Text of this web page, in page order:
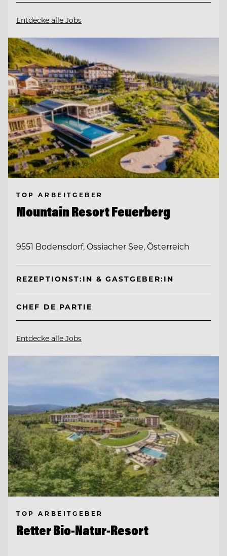
Entdecke alle Jobs
TOP ARBEITGEBER
Mountain Resort Feuerberg
9551 Bodensdorf, Ossiacher See, Österreich
REZEPTIONST:IN & GASTGEBER:IN
CHEF DE PARTIE
Entdecke alle Jobs
TOP ARBEITGEBER
Retter Bio-Natur-Resort